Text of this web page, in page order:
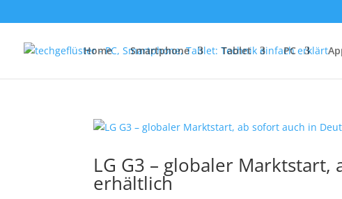
Home Smartphone Tablet PC
LG G3 – globaler
erhältlich